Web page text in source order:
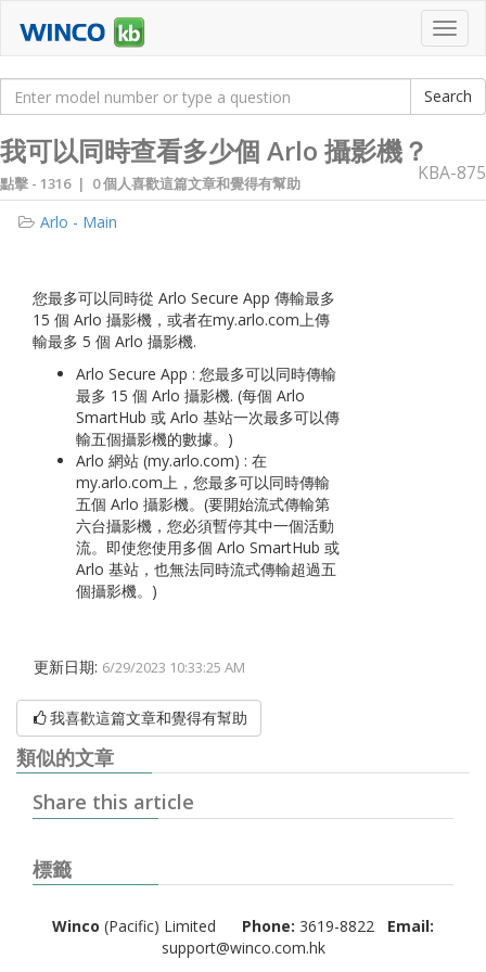
我可以同時查看多少個 Arlo 攝影機？
點擊 - 1316 | 0 個人喜歡這篇文章和覺得有幫助 KBA-875
Arlo - Main
您最多可以同時從 Arlo Secure App 傳輸最多
15 個 Arlo 攝影機，或者在my.arlo.com上傳
輸最多 5 個 Arlo 攝影機.
Arlo Secure App : 您最多可以同時傳輸
最多 15 個 Arlo 攝影機. (每個 Arlo
SmartHub 或 Arlo 基站一次最多可以傳
輸五個攝影機的數據。)
Arlo 網站 (my.arlo.com) : 在
my.arlo.com上，您最多可以同時傳輸
五個 Arlo 攝影機。(要開始流式傳輸第
六台攝影機，您必須暫停其中一個活動
流。即使您使用多個 Arlo SmartHub 或
Arlo 基站，也無法同時流式傳輸超過五
個攝影機。)
更新日期: 6/29/2023 10:33:25 AM
我喜歡這篇文章和覺得有幫助
類似的文章
Share this article
標籤
Winco (Pacific) Limited Phone: 3619-8822 Email:
support@winco.com.hk